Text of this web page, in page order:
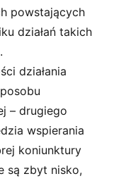
powstających
działań takich
działania
– drugiego
wspierania
koniunktury
są zbyt nisko,